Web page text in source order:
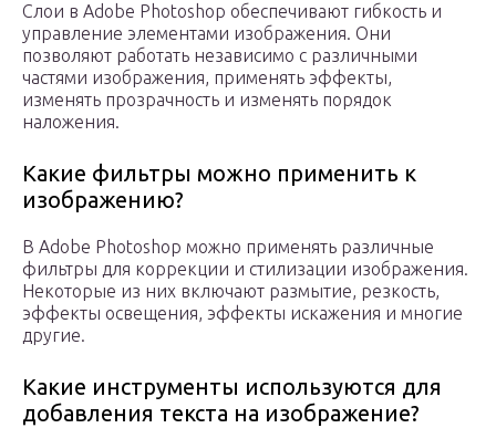
Слои в Adobe Photoshop обеспечивают гибкость и
управление элементами изображения. Они
позволяют работать независимо с различными
частями изображения, применять эффекты,
изменять прозрачность и изменять порядок
наложения.
Какие фильтры можно применить к
изображению?
В Adobe Photoshop можно применять различные
фильтры для коррекции и стилизации изображения.
Некоторые из них включают размытие, резкость,
эффекты освещения, эффекты искажения и многие
другие.
Какие инструменты используются для
добавления текста на изображение?